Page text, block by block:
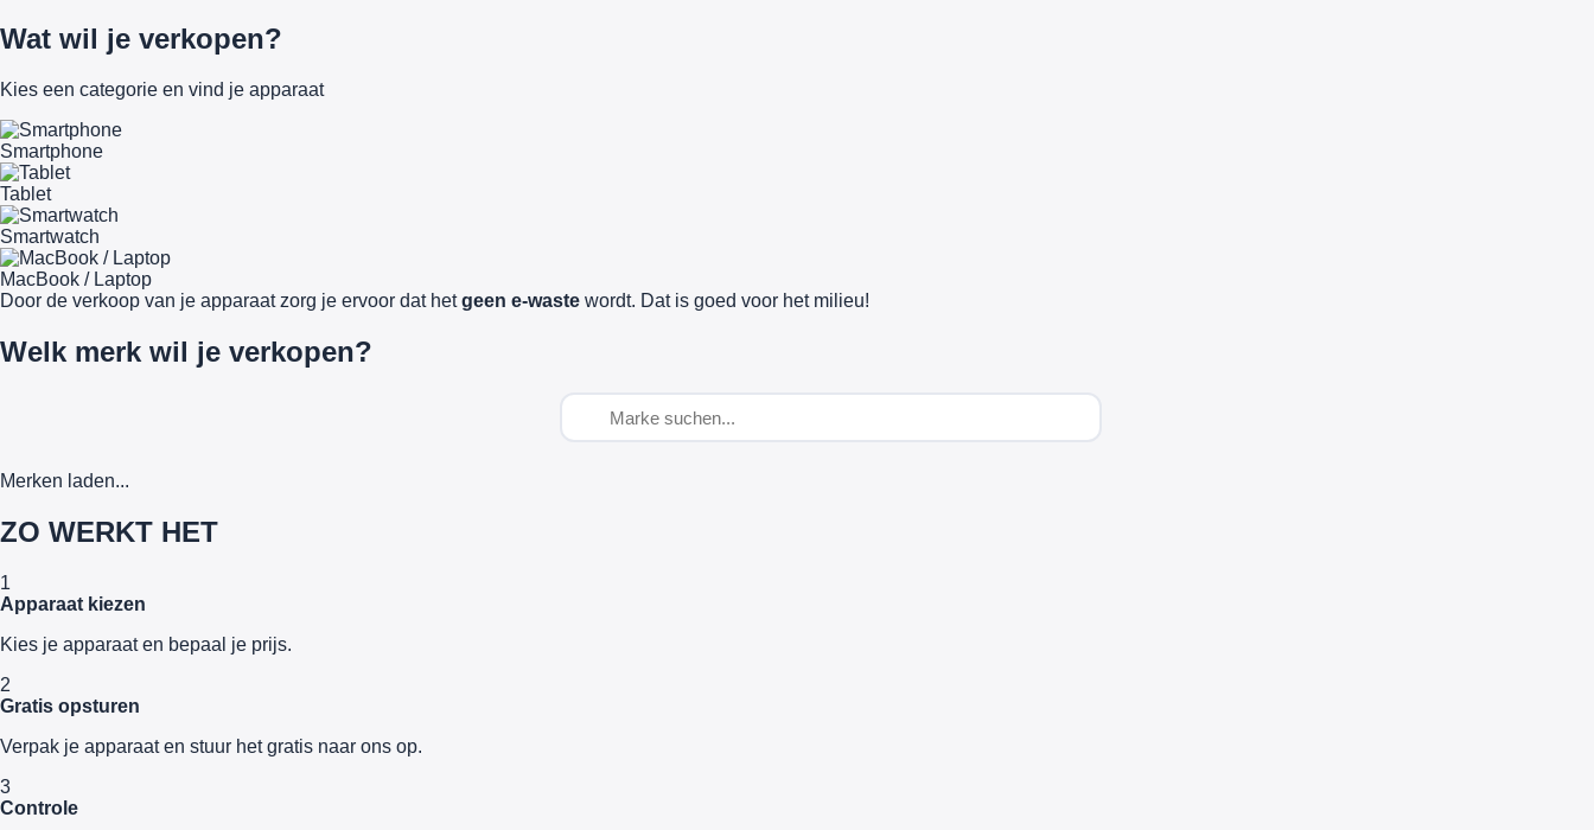
Wat wil je verkopen?
Kies een categorie en vind je apparaat
Smartphone
Tablet
Smartwatch
MacBook / Laptop
Door de verkoop van je apparaat zorg je ervoor dat hetgeen e-waste wordt. Dat is goed voor het milieu!
Welk merk wil je verkopen?
Merken laden...
ZO WERKT HET
1
Apparaat kiezen
Kies je apparaat en bepaal je prijs.
2
Gratis opsturen
Verpak je apparaat en stuur het gratis naar ons op.
3
Controle